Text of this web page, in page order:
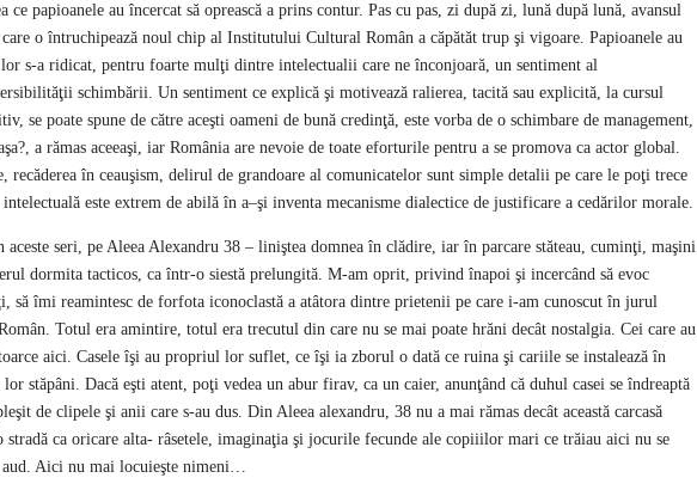
ce papioanele au încercat să oprească a prins contur. Pas cu pas, zi după zi, lună după lună, avansul
o întruchipează noul chip al Institutului Cultural Român a căpătăt trup şi vigoare. Papioanele au
s-a ridicat, pentru foarte mulţi dintre intelectualii care ne înconjoară, un sentiment al
schimbării. Un sentiment ce explică şi motivează ralierea, tacită sau explicită, la cursul
se poate spune de către aceşti oameni de bună credinţă, este vorba de o schimbare de management,
a rămas aceeaşi, iar România are nevoie de toate eforturile pentru a se promova ca actor global.
recăderea în ceauşism, delirul de grandoare al comunicatelor sunt simple detalii pe care le poţi trece
intelectuală este extrem de abilă în a–şi inventa mecanisme dialectice de justificare a cedărilor morale.
seri, pe Aleea Alexandru 38 – liniştea domnea în clădire, iar în parcare stăteau, cuminţi, maşini
dormita tacticos, ca într-o siestă prelungită. M-am oprit, privind înapoi şi incercând să evoc
să îmi reamintesc de forfota iconoclastă a atâtora dintre prietenii pe care i-am cunoscut în jurul
Totul era amintire, totul era trecutul din care nu se mai poate hrăni decât nostalgia. Cei care au
aici. Casele îşi au propriul lor suflet, ce îşi ia zborul o dată ce ruina şi cariile se instalează în
stăpâni. Dacă eşti atent, poţi vedea un abur firav, ca un caier, anunţând că duhul casei se îndreaptă
de clipele şi anii care s-au dus. Din Aleea alexandru, 38 nu a mai rămas decât această carcasă
stradă ca oricare alta- râsetele, imaginaţia şi jocurile fecunde ale copiiilor mari ce trăiau aici nu se
aud. Aici nu mai locuieşte nimeni…